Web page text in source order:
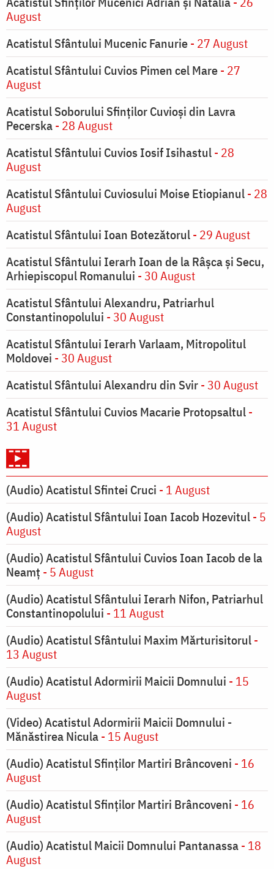
August
Acatistul Sfântului Mucenic Fanurie- 27 August
Acatistul Sfântului Cuvios Pimen cel Mare- 27
August
Acatistul Soborului Sfinților Cuvioși din Lavra
Pecerska- 28 August
Acatistul Sfântului Cuvios Iosif Isihastul- 28
August
Acatistul Sfântului Cuviosului Moise Etiopianul- 28
August
Acatistul Sfântului Ioan Botezătorul- 29 August
Acatistul Sfântului Ierarh Ioan de la Râşca şi Secu,
Arhiepiscopul Romanului - 30 August
Acatistul Sfântului Alexandru, Patriarhul
Constantinopolului - 30 August
Acatistul Sfântului Ierarh Varlaam, Mitropolitul
Moldovei - 30 August
Acatistul Sfântului Alexandru din Svir- 30 August
Acatistul Sfântului Cuvios Macarie Protopsaltul-
31 August
(Audio) Acatistul Sfintei Cruci - 1 August
(Audio) Acatistul Sfântului Ioan Iacob Hozevitul- 5
August
(Audio) Acatistul Sfântului Cuvios Ioan Iacob de la
Neamț - 5 August
(Audio) Acatistul Sfântului Ierarh Nifon, Patriarhul
Constantinopolului - 11 August
(Audio) Acatistul Sfântului Maxim Mărturisitorul-
13 August
(Audio) Acatistul Adormirii Maicii Domnului - 15
August
(Video) Acatistul Adormirii Maicii Domnului -
Mănăstirea Nicula- 15 August
(Audio) Acatistul Sfinților Martiri Brâncoveni - 16
August
(Audio) Acatistul Sfinților Martiri Brâncoveni - 16
August
(Audio) Acatistul Maicii Domnului Pantanassa- 18
August